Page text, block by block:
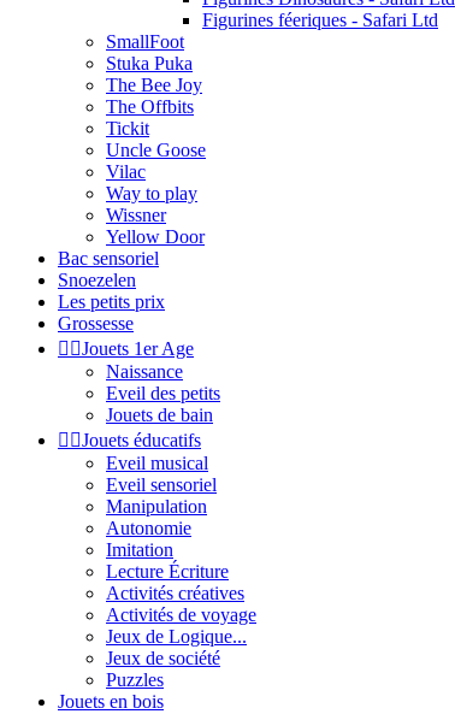
Figurines féeriques - Safari Ltd
SmallFoot
Stuka Puka
The Bee Joy
The Offbits
Tickit
Uncle Goose
Vilac
Way to play
Wissner
Yellow Door
Bac sensoriel
Snoezelen
Les petits prix
Grossesse
 Jouets 1er Age
Naissance
Eveil des petits
Jouets de bain
 Jouets éducatifs
Eveil musical
Eveil sensoriel
Manipulation
Autonomie
Imitation
Lecture Écriture
Activités créatives
Activités de voyage
Jeux de Logique...
Jeux de société
Puzzles
Jouets en bois